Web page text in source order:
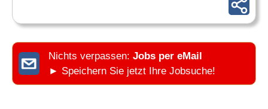
Nichts verpassen: Jobs per eMail
► Speichern Sie jetzt Ihre Jobsuche!